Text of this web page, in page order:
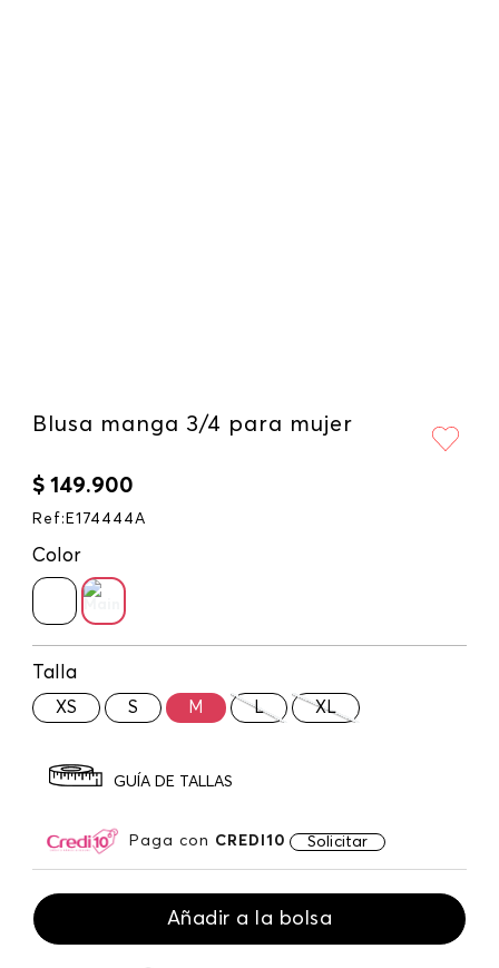
Blusa manga 3/4 para mujer
$ 149.900
Ref : E174444A
Color
Talla
XS S M L XL
GUÍA DE TALLAS
Paga con CREDI10 Solicitar
Añadir a la bolsa